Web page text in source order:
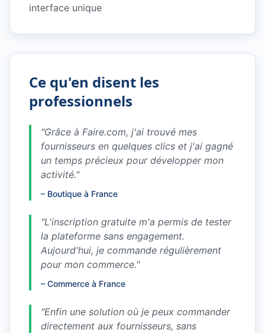
interface unique
Ce qu'en disent les
professionnels
"Grâce à Faire.com, j'ai trouvé mes
fournisseurs en quelques clics et j'ai gagné
un temps précieux pour développer mon
activité."
– Boutique à France
"L'inscription gratuite m'a permis de tester
la plateforme sans engagement.
Aujourd'hui, je commande régulièrement
pour mon commerce."
– Commerce à France
"Enfin une solution où je peux commander
directement aux fournisseurs, sans